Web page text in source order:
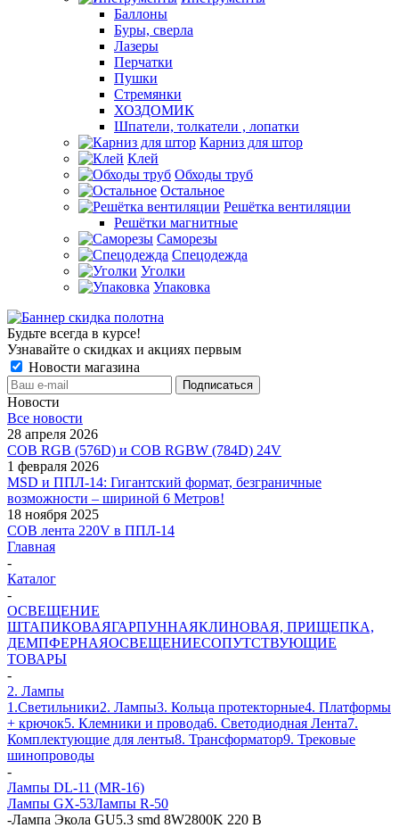
Баллоны
Буры, сверла
Лазеры
Перчатки
Пушки
Стремянки
ХОЗДОМИК
Шпатели, толкатели , лопатки
Карниз для штор
Клей
Обходы труб
Остальное
Решётка вентиляции
Решётки магнитные
Саморезы
Спецодежда
Уголки
Упаковка
Будьте всегда в курсе!
Узнавайте о скидках и акциях первым
Новости магазина
Новости
Все новости
28 апреля 2026
COB RGB (576D) и COB RGBW (784D) 24V
1 февраля 2026
MSD и ППЛ-14: Гигантский формат, безграничные
возможности – шириной 6 Метров!
18 ноября 2025
COB лента 220V в ППЛ-14
Главная
-
Каталог
-
ОСВЕЩЕНИЕ
ШТАПИКОВАЯГАРПУННАЯКЛИНОВАЯ, ПРИЩЕПКА,
ДЕМПФЕРНАЯОСВЕЩЕНИЕСОПУТСТВУЮЩИЕ
ТОВАРЫ
-
2. Лампы
1.Светильники2. Лампы3. Кольца протекторные4. Платформы
+ крючок5. Клемники и провода6. Светодиодная Лента7.
Комплектующие для ленты8. Трансформатор9. Трековые
шинопроводы
-
Лампы DL-11 (MR-16)
Лампы GX-53Лампы R-50
-Лампа Экола GU5.3 smd 8W2800K 220 В